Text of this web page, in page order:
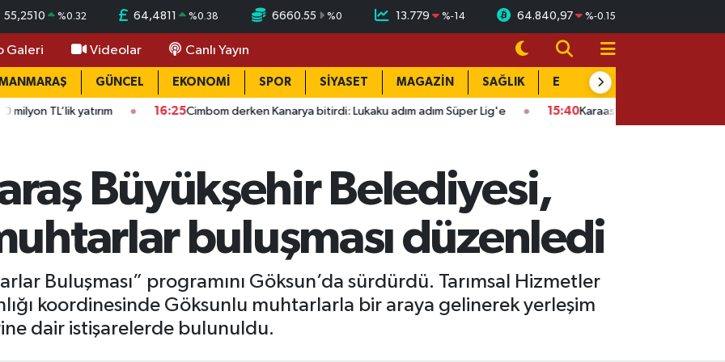
55,2510 %0.32 64,4811 %0.38 6660.55 %0 13.779 %-14 64.840,97 %-0.15
Galeri Videolar Canlı Yayın
GÜNCEL EKONOMİ SPOR SİYASET MAGAZİN SAĞLIK EĞİTİM
16:25Cimbom derken Kanarya bitirdi: Lukaku adım adım Süper Lig'e 15:40Karaaslan'ın acı günü: Dayısı Fahri Büyüksakallı
Büyükşehir Belediyesi,
buluşması düzenledi
Buluşması” programını Göksun’da sürdürdü. Tarımsal Hizmetler
koordinesinde Göksunlu muhtarlarla bir araya gelinerek yerleşim
dair istişarelerde bulunuldu.